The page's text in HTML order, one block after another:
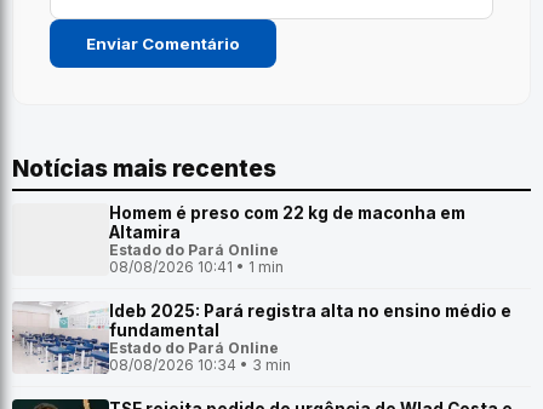
Notícias mais recentes
Homem é preso com 22 kg de maconha em
Altamira
Estado do Pará Online
08/08/2026 10:41 • 1 min
Ideb 2025: Pará registra alta no ensino médio e
fundamental
Estado do Pará Online
08/08/2026 10:34 • 3 min